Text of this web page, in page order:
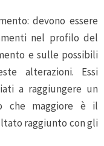
devono essere
nel profilo del
e sulle possibili
alterazioni. Essi
a raggiungere un
che maggiore è il
raggiunto con gli